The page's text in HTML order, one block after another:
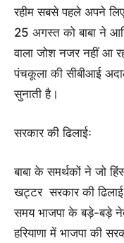
रहीम सबसे पहले अपने
25 अगस्त को बाबा ने
वाला जोश नजर नहीं आ
पंचकूला की सीबीआई
सुनाती है।
सरकार की ढिलाईः
बाबा के समर्थकों ने जो
खट्टर सरकार की
समय भाजपा के बड़े-बड़े
हरियाणा में भाजपा की